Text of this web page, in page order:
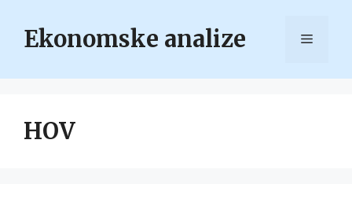
contentEkonomske analize Menu
HOV